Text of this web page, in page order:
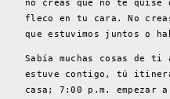
no creas que no te quise
fleco en tu cara. No
que estuvimos juntos o
Sabía muchas cosas de ti
estuve contigo, tú
casa; 7:00 p.m. empezar